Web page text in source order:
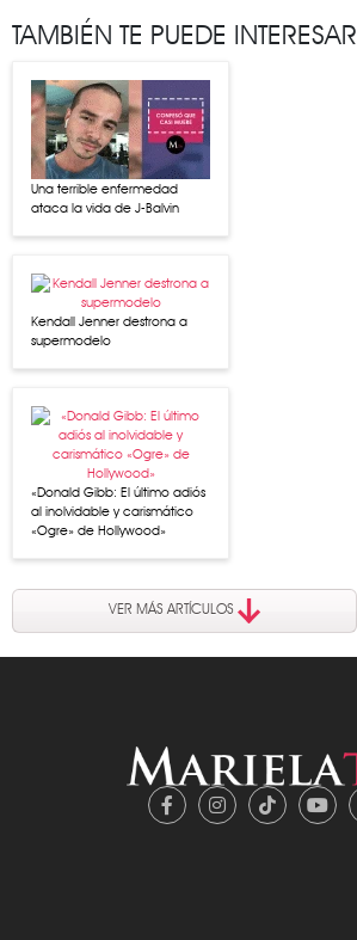
TAMBIÉN TE PUEDE INTERESAR
Una terrible enfermedad
ataca la vida de J-Balvin
Kendall Jenner destrona a
supermodelo
«Donald Gibb: El último adiós
al inolvidable y carismático
«Ogre» de Hollywood»
VER MÁS ARTÍCULOS